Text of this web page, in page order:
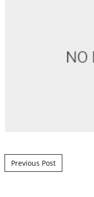
Post navigation
Previous Post